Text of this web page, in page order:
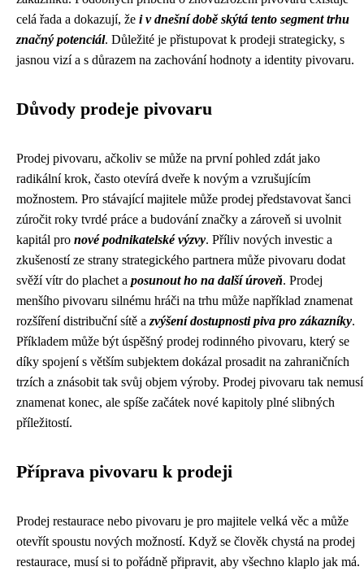
celá řada a dokazují, že i v dnešní době skýtá tento segment trhu
značný potenciál. Důležité je přistupovat k prodeji strategicky, s
jasnou vizí a s důrazem na zachování hodnoty a identity pivovaru.
Důvody prodeje pivovaru
Prodej pivovaru, ačkoliv se může na první pohled zdát jako
radikální krok, často otevírá dveře k novým a vzrušujícím
možnostem. Pro stávající majitele může prodej představovat šanci
zúročit roky tvrdé práce a budování značky a zároveň si uvolnit
kapitál pro nové podnikatelské výzvy. Příliv nových investic a
zkušeností ze strany strategického partnera může pivovaru dodat
svěží vítr do plachet a posunout ho na další úroveň. Prodej
menšího pivovaru silnému hráči na trhu může například znamenat
rozšíření distribuční sítě a zvýšení dostupnosti piva pro zákazníky.
Příkladem může být úspěšný prodej rodinného pivovaru, který se
díky spojení s větším subjektem dokázal prosadit na zahraničních
trzích a znásobit tak svůj objem výroby. Prodej pivovaru tak nemusí
znamenat konec, ale spíše začátek nové kapitoly plné slibných
příležitostí.
Příprava pivovaru k prodeji
Prodej restaurace nebo pivovaru je pro majitele velká věc a může
otevřít spoustu nových možností. Když se člověk chystá na prodej
restaurace, musí si to pořádně připravit, aby všechno klaplo jak má.